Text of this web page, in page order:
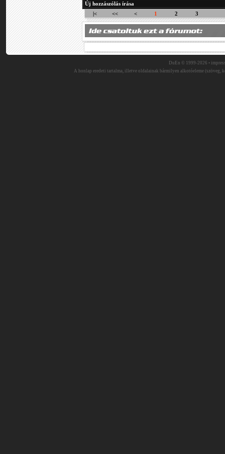
Új hozzászólás írása
|<
<< < 1 2 3
DuEn © 1999-2026 •
A honlap eredeti tartalma, illetve oldalainak bármilyen alkotóeleme (szöveg,